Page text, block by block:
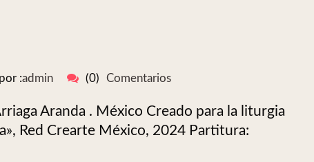
:admin (0) Comentarios
Aranda . México Creado para la liturgia
Red Crearte México, 2024 Partitura: